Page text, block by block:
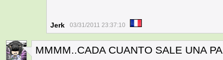
Jerk 03/31/2011 23:37:10
3
MMMM..CADA CUANTO SALE UNA